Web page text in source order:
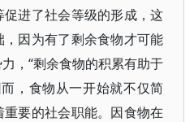
进了社会等级的形成，这
因为有了剩余食物才可能
，“剩余食物的积累有助于
，食物从一开始就不仅简
要的社会职能。因食物在